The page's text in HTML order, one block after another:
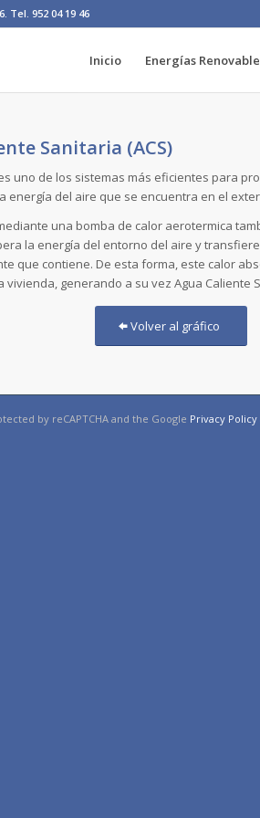
Tel. 952 04 19 46
Inicio Energías
Sanitaria (ACS)
uno de los sistemas más eficientes para
energía del aire que se encuentra en el
una bomba de calor aerotermica
la energía del entorno del aire y
que contiene. De esta forma, este calor
vivienda, generando a su vez Agua Caliente
Volver al gráfico
by reCAPTCHA and the Google Privacy Policy